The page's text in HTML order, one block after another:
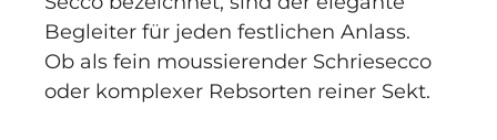
Begleiter für jeden festlichen Anlass.
Ob als fein moussierender Schriesecco
oder komplexer Rebsorten reiner Sekt.